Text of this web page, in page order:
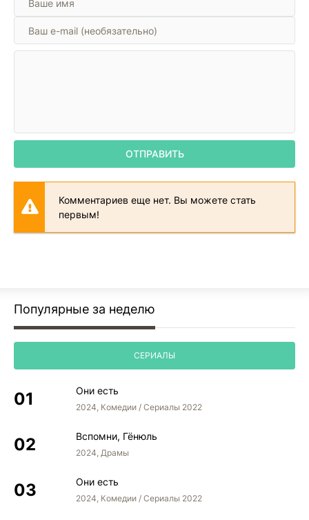
ОТПРАВИТЬ
Комментариев еще нет. Вы можете стать
первым!
Популярные за неделю
СЕРИАЛЫ
Они есть
2024, Комедии / Сериалы 2022
Вспомни, Гёнюль
2024, Драмы
Они есть
2024, Комедии / Сериалы 2022